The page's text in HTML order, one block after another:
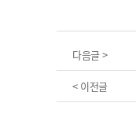
다음글 >
< 이전글